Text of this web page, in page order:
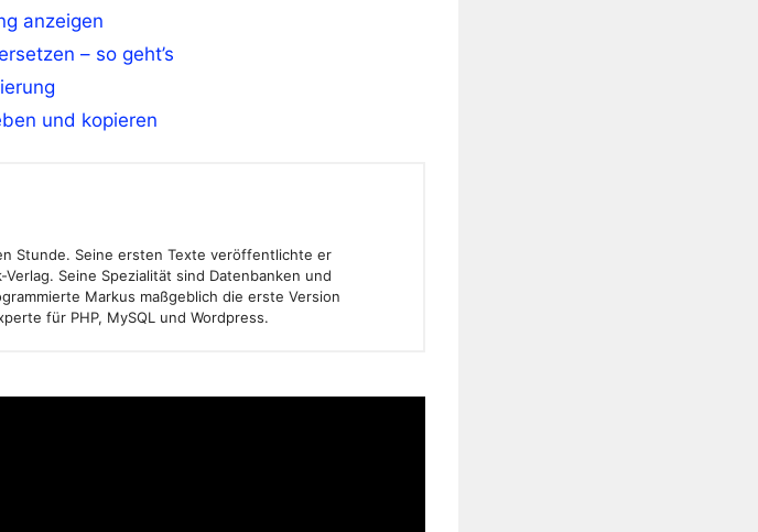
anzeigen
– so geht’s
und kopieren
Stunde. Seine ersten Texte veröffentlichte er
Seine Spezialität sind Datenbanken und
Markus maßgeblich die erste Version
für PHP, MySQL und Wordpress.